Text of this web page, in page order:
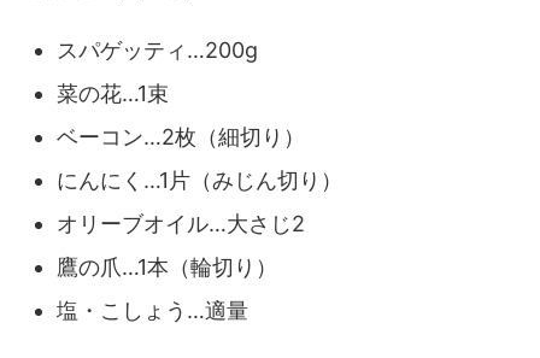
スパゲッティ…200g
菜の花…1束
ベーコン…2枚（細切り）
にんにく…1片（みじん切り）
オリーブオイル…大さじ2
鷹の爪…1本（輪切り）
塩・こしょう…適量